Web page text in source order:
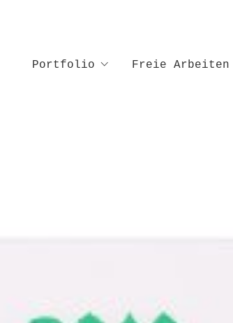
Portfolio Freie Arbeiten